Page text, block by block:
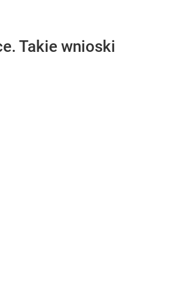
Takie wnioski